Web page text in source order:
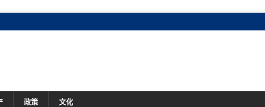
政策 文化